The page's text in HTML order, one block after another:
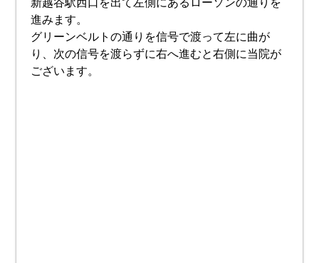
進みます。
グリーンベルトの通りを信号で渡って左に曲が
り、次の信号を渡らずに右へ進むと右側に当院が
ございます。